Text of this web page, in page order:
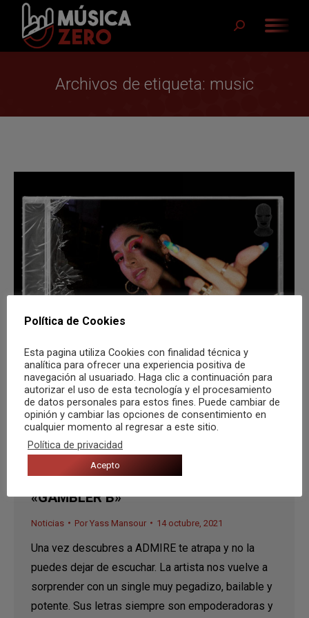
Buscar:
Archivos de etiqueta: music
ADMIRE presenta su nuevo single
«GAMBLER B»
Noticias Por Yass Mansour 14 octubre, 2021
Una vez descubres a ADMIRE te atrapa y no la
puedes dejar de escuchar. La artista nos vuelve a
sorprender con un single muy pegadizo, bailable y
potente. Sus letras siempre son empoderadoras y
Política de Cookies
Esta pagina utiliza Cookies con finalidad técnica y
analítica para ofrecer una experiencia positiva de
navegación al usuariado. Haga clic a continuación para
autorizar el uso de esta tecnología y el procesamiento
de datos personales para estos fines. Puede cambiar de
opinión y cambiar las opciones de consentimiento en
cualquier momento al regresar a este sitio.
Política de privacidad
Acepto